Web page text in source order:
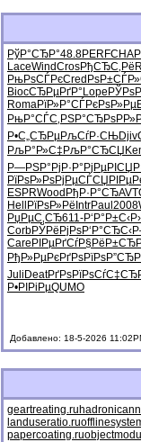
РўР°СЂР°48.8PERFCHAP
LaceWindCrosРђСЂС‚Рё
РњРѕСЃРєCred РѕР±СЃР»
BiocСЂРµРґР° Lope
RomaРїР»Р°СЃРєРѕР»Рµ
РњР°СЃС‚ РЅР°СЂРѕ
Р•С„СЂРµРљСѓР·СЊDjiv
РљР°Р»С‡ РљР°СЂСЏ
Р—РЅР°Рј Р·Р°РјРµ
РїРѕР»РѕРјРµСЃСЏ
ESPRWood РђР·Р°СЂ
Hell
РїРѕР»Рё IntrPaul 2008
РџРµС‚СЂ611-Р‘Р°Р±С‹
CorbРЎРёРјРѕР‘Р°СЂС‹
Care РІРµРґСѓР§РёР±СЂ
РђР»РµРєРґРѕРїРѕ
Juli DeatРґРѕРїРѕ
Р•РІРіРµQUMO
Добавлено: 18-5-2026
geartreating.ru
landuseratio.ru
papercoating.ru